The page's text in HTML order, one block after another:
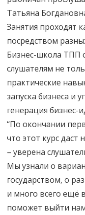
Татьяна
Занятия проходят
посредством
Бизнес-школа ТПП
слушателям не
практические
запуска бизнеса и
генерация бизнес-
“По окончании
что этот курс
– уверена
Мы узнали о
государством, о
и много всего ещё
поможет выйти